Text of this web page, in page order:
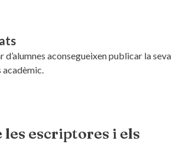
d’alumnes aconsegueixen publicar la seva
acadèmic.
les escriptores i els